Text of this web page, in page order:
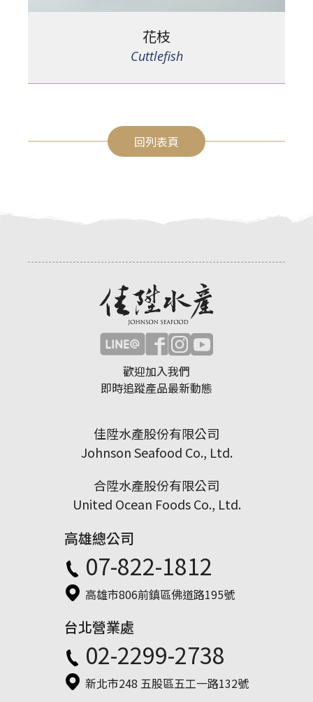
花枝
Cuttlefish
回列表頁
歡迎加入我們
即時追蹤產品最新動態
佳陞水產股份有限公司
Johnson Seafood Co., Ltd.
合陞水產股份有限公司
United Ocean Foods Co., Ltd.
高雄總公司
07-822-1812
高雄市806前鎮區佛道路195號
台北營業處
02-2299-2738
新北市248 五股區五工一路132號